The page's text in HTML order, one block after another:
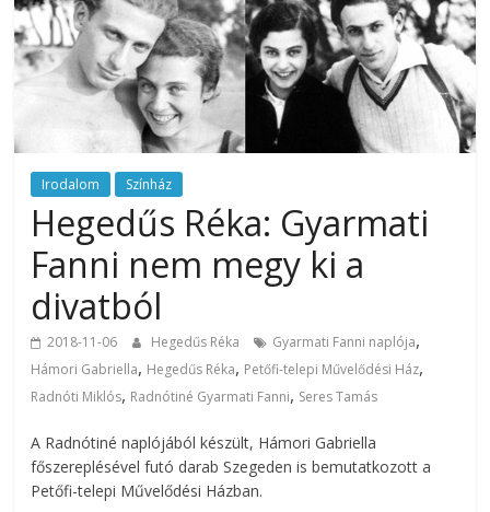
Irodalom Színház
Hegedűs Réka: Gyarmati
Fanni nem megy ki a
divatból
2018-11-06 Hegedűs Réka Gyarmati Fanni naplója,
Hámori Gabriella, Hegedűs Réka, Petőfi-telepi Művelődési Ház,
Radnóti Miklós, Radnótiné Gyarmati Fanni, Seres Tamás
A Radnótiné naplójából készült, Hámori Gabriella
főszereplésével futó darab Szegeden is bemutatkozott a
Petőfi-telepi Művelődési Házban.